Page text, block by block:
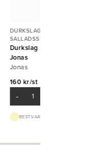
DURKSLAG, SILAR &
SALLADSSLUNGOR
Durkslag rostfri 1 handtag 17cm
Jonas
Jonas
160 kr/st
-
BEST.VARA 1-2V